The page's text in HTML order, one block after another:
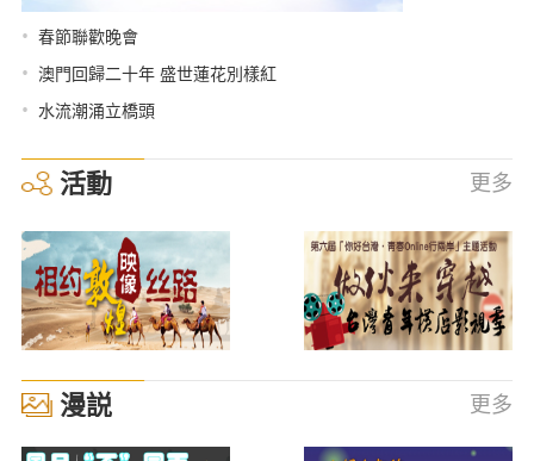
• 春節聯歡晚會
• 澳門回歸二十年 盛世蓮花別樣紅
• 水流潮涌立橋頭
活動 更多
漫説 更多